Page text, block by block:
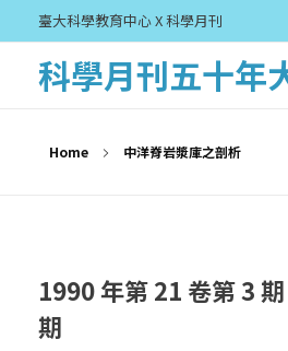
臺大科學教育中心 X 科學月刊
科學月刊五十年
Home 中洋脊岩漿庫之剖析
1990 年第 21 卷第 3
期